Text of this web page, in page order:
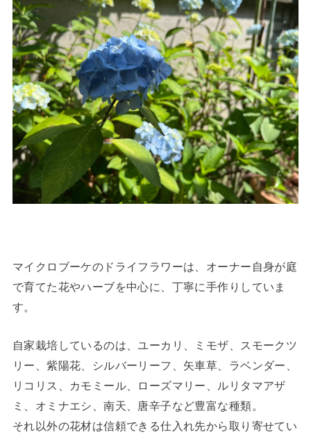
マイクロブーケのドライフラワーは、オーナー自身が庭
で育てた花やハーブを中心に、丁寧に手作りしていま
す。
自家栽培しているのは、ユーカリ、ミモザ、スモークツ
リー、紫陽花、シルバーリーフ、矢車草、ラベンダー、
リコリス、カモミール、ローズマリー、ルリタマアザ
ミ、オミナエシ、南天、唐辛子など豊富な種類。
それ以外の花材は信頼できる仕入れ先から取り寄せてい